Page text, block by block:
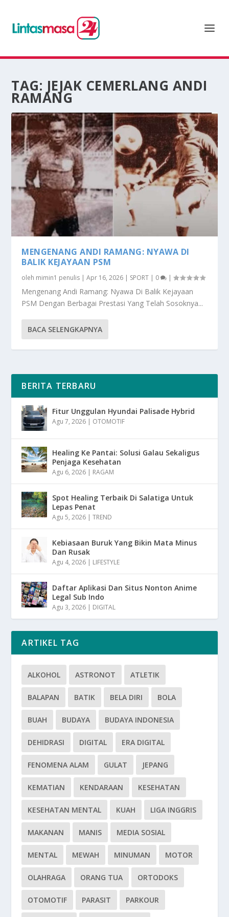
TAG: JEJAK CEMERLANG ANDI
RAMANG
MENGENANG ANDI RAMANG: NYAWA DI
BALIK KEJAYAAN PSM
oleh mimin1 penulis |Apr 16, 2026 | SPORT | 0 |
Mengenang Andi Ramang: Nyawa Di Balik Kejayaan
PSM Dengan Berbagai Prestasi Yang Telah Sosoknya...
BACA SELENGKAPNYA
BERITA TERBARU
Fitur Unggulan Hyundai Palisade Hybrid
Agu 7, 2026 | OTOMOTIF
Healing Ke Pantai: Solusi Galau Sekaligus
Penjaga Kesehatan
Agu 6, 2026 | RAGAM
Spot Healing Terbaik Di Salatiga Untuk
Lepas Penat
Agu 5, 2026 |TREND
Kebiasaan Buruk Yang Bikin Mata Minus
Dan Rusak
Agu 4, 2026 | LIFESTYLE
Daftar Aplikasi Dan Situs Nonton Anime
Legal Sub Indo
Agu 3, 2026 | DIGITAL
ARTIKEL TAG
ALKOHOL ASTRONOT ATLETIK
BALAPAN BATIK BELA DIRI BOLA
BUAH BUDAYA BUDAYA INDONESIA
DEHIDRASI DIGITAL ERA DIGITAL
FENOMENA ALAM GULAT JEPANG
KEMATIAN KENDARAAN KESEHATAN
KESEHATAN MENTAL KUAH LIGA INGGRIS
MAKANAN MANIS MEDIA SOSIAL
MENTAL MEWAH MINUMAN MOTOR
OLAHRAGA ORANG TUA ORTODOKS
OTOMOTIF PARASIT PARKOUR